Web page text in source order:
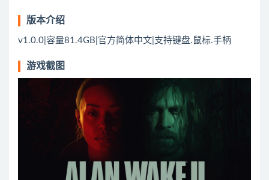
版本介绍
v1.0.0|容量81.4GB|官方简体中文|支持键盘.鼠标.手柄
游戏截图